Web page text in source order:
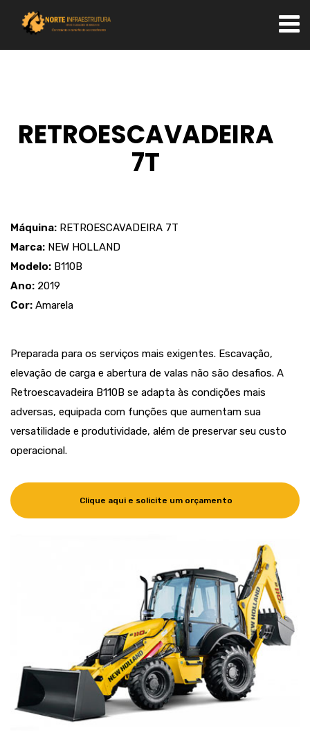
RETROESCAVADEIRA
7T
Máquina: RETROESCAVADEIRA 7T
Marca: NEW HOLLAND
Modelo: B110B
Ano: 2019
Cor: Amarela
Preparada para os serviços mais exigentes. Escavação,
elevação de carga e abertura de valas não são desafios. A
Retroescavadeira B110B se adapta às condições mais
adversas, equipada com funções que aumentam sua
versatilidade e produtividade, além de preservar seu custo
operacional.
Clique aqui e solicite um orçamento